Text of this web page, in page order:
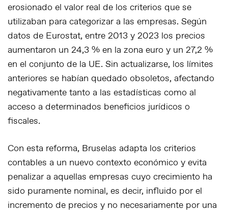
erosionado el valor real de los criterios que se
utilizaban para categorizar a las empresas. Según
datos de Eurostat, entre 2013 y 2023 los precios
aumentaron un 24,3 % en la zona euro y un 27,2 %
en el conjunto de la UE. Sin actualizarse, los límites
anteriores se habían quedado obsoletos, afectando
negativamente tanto a las estadísticas como al
acceso a determinados beneficios jurídicos o
fiscales.
Con esta reforma, Bruselas adapta los criterios
contables a un nuevo contexto económico y evita
penalizar a aquellas empresas cuyo crecimiento ha
sido puramente nominal, es decir, influido por el
incremento de precios y no necesariamente por una